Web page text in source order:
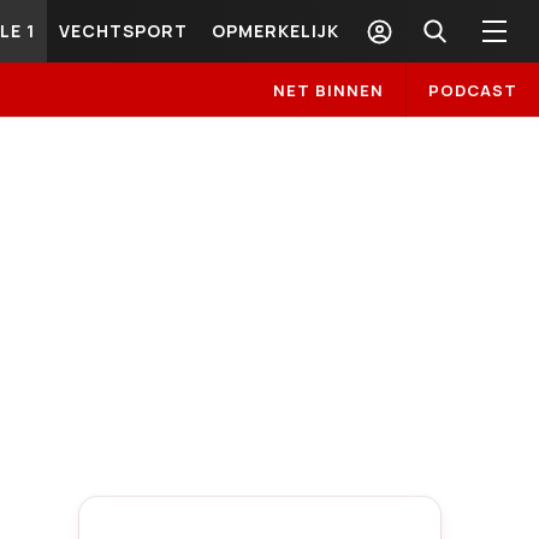
1 VECHTSPORT OPMERKELIJK
NET BINNEN PODCAST